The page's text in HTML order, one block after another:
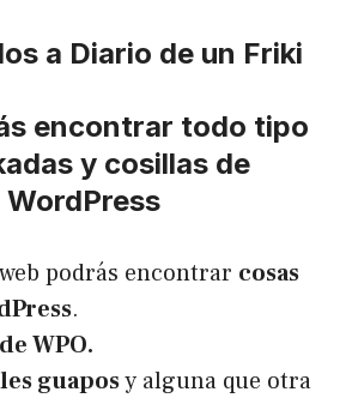
a Diario de un Friki
encontrar todo tipo
y cosillas de
WordPress
podrás encontrar cosas
.
WPO.
guaposy alguna que otra